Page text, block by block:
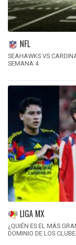
NFL
SEAHAWKS VS
SEMANA 4
LIGA MX
¿QUIÉN ES EL MÁS
DOMINIO DE LOS